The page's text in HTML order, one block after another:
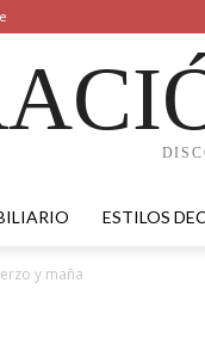
ESTILOS
y maña